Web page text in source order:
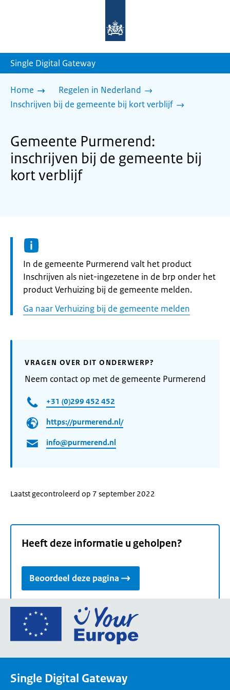
homepage
Single Digital Gateway
Home
Regelen in Nederland
Inschrijven bij de gemeente bij kort verblijf
Gemeente Purmerend:
inschrijven bij de gemeente bij
kort verblijf
Informatie:
In de gemeente Purmerend valt het product
Inschrijven als niet-ingezetene in de brp onder het
product Verhuizing bij de gemeente melden.
Ga naar Verhuizing bij de gemeente melden
VRAGEN OVER DIT ONDERWERP?
Neem contact op met de gemeente Purmerend
+31 (0)299 452 452
https://purmerend.nl/
info@purmerend.nl
Laatst gecontroleerd op 7 september 2022
Heeft deze informatie u geholpen?
Beoordeel deze pagina
Ga
de
Single Digital Gateway